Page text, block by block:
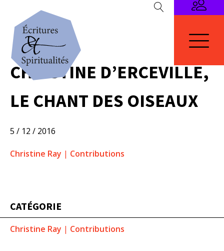
CHRISTINE D’ERCEVILLE,
LE CHANT DES OISEAUX
5 / 12 / 2016
Christine Ray | Contributions
CATÉGORIE
Christine Ray | Contributions